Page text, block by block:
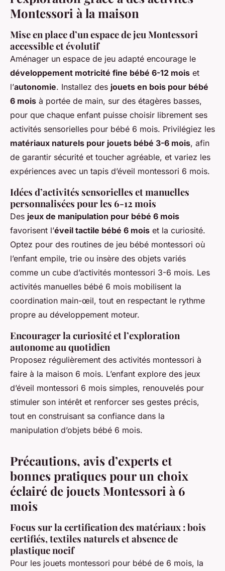
Montessori à la maison
Mise en place d’un espace de jeu Montessori
accessible et évolutif
Aménager un espace de jeu adapté encourage le
développement motricité fine bébé 6-12 mois et
l’autonomie. Installez des jouets en bois pour bébé
6 mois à portée de main, sur des étagères basses,
pour que chaque enfant puisse choisir librement ses
activités sensorielles pour bébé 6 mois. Privilégiez les
matériaux naturels pour jouets bébé 3-6 mois, afin
de garantir sécurité et toucher agréable, et variez les
expériences avec un tapis d’éveil montessori 6 mois.
Idées d’activités sensorielles et manuelles
personnalisées pour les 6-12 mois
Des jeux de manipulation pour bébé 6 mois
favorisent l’éveil tactile bébé 6 mois et la curiosité.
Optez pour des routines de jeu bébé montessori où
l’enfant empile, trie ou insère des objets variés
comme un cube d’activités montessori 3-6 mois. Les
activités manuelles bébé 6 mois mobilisent la
coordination main-œil, tout en respectant le rythme
propre au développement moteur.
Encourager la curiosité et l’exploration
autonome au quotidien
Proposez régulièrement des activités montessori à
faire à la maison 6 mois. L’enfant explore des jeux
d’éveil montessori 6 mois simples, renouvelés pour
stimuler son intérêt et renforcer ses gestes précis,
tout en construisant sa confiance dans la
manipulation d’objets bébé 6 mois.
Précautions, avis d’experts et
bonnes pratiques pour un choix
éclairé de jouets Montessori à 6
mois
Focus sur la certification des matériaux : bois
certifiés, textiles naturels et absence de
plastique nocif
Pour les jouets montessori pour bébé de 6 mois, la